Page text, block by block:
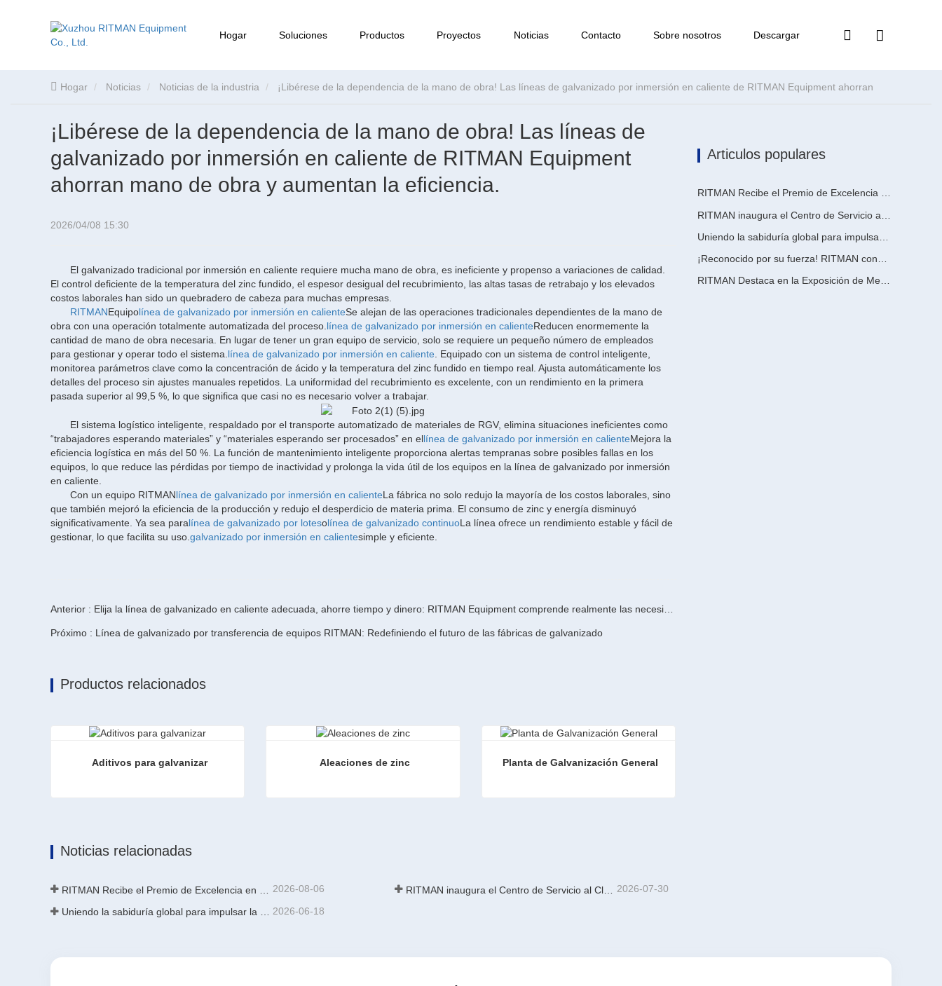
Hogar Soluciones Productos Proyectos Noticias Contacto Sobre nosotros Descargar
Hogar Noticias Noticias de la industria
mano de obra y aumentan la eficiencia.
¡Libérese de la dependencia de la mano de obra! Las líneas de
galvanizado por inmersión en caliente de RITMAN Equipment
ahorran mano de obra y aumentan la eficiencia.
2026/04/08 15:30
El galvanizado tradicional por inmersión en caliente requiere mucha mano de obra, es ineficiente y propenso a variaciones de calidad.
El control deficiente de la temperatura del zinc fundido, el espesor desigual del recubrimiento, las altas tasas de retrabajo y los elevados
costos laborales han sido un quebradero de cabeza para muchas empresas.
RITMANEquipolínea de galvanizado por inmersión en calienteSe alejan de las operaciones tradicionales dependientes de la mano de
obra con una operación totalmente automatizada del proceso. línea de galvanizado por inmersión en calienteReducen enormemente la
cantidad de mano de obra necesaria. En lugar de tener un gran equipo de servicio, solo se requiere un pequeño número de empleados
para gestionar y operar todo el sistema. línea de galvanizado por inmersión en caliente . Equipado con un sistema de control inteligente,
monitorea parámetros clave como la concentración de ácido y la temperatura del zinc fundido en tiempo real. Ajusta automáticamente los
detalles del proceso sin ajustes manuales repetidos. La uniformidad del recubrimiento es excelente, con un rendimiento en la primera
pasada superior al 99,5 %, lo que significa que casi no es necesario volver a trabajar.
El sistema logístico inteligente, respaldado por el transporte automatizado de materiales de RGV, elimina situaciones ineficientes como
“trabajadores esperando materiales” y “materiales esperando ser procesados” en ellínea de galvanizado por inmersión en calienteMejora la
eficiencia logística en más del 50 %. La función de mantenimiento inteligente proporciona alertas tempranas sobre posibles fallas en los
equipos, lo que reduce las pérdidas por tiempo de inactividad y prolonga la vida útil de los equipos en la línea de galvanizado por inmersión
en caliente.
Con un equipo RITMANlínea de galvanizado por inmersión en calienteLa fábrica no solo redujo la mayoría de los costos laborales, sino
que también mejoró la eficiencia de la producción y redujo el desperdicio de materia prima. El consumo de zinc y energía disminuyó
significativamente. Ya sea paralínea de galvanizado por lotesolínea de galvanizado continuoLa línea ofrece un rendimiento estable y fácil de
gestionar, lo que facilita su uso.galvanizado por inmersión en calientesimple y eficiente.
Anterior : Elija la línea de galvanizado en caliente adecuada, ahorre tiempo y dinero: RITMAN Equipment comprende realmente las necesidades de su negocio.
Próximo : Línea de galvanizado por transferencia de equipos RITMAN: Redefiniendo el futuro de las fábricas de galvanizado
Productos relacionados
Aditivos para galvanizar Aleaciones de zinc Planta de Galvanización General
Noticias relacionadas
2026-08-06 RITMAN inaugura el Centro de Servicio al Cliente Global para elevar el soporte de ciclo de vida completo para clientes en todo el mundo 2026-07-30
2026-06-18
Articulos populares
RITMAN Recibe el Premio de Excelencia en Patentes de China
RITMAN Destaca en la Exposición de Metales, Metalurgia y Acero de Vietnam 2026